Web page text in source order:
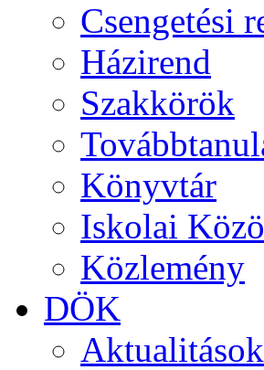
Csengetési
Házirend
Szakkörök
Könyvtár
Iskolai
Közlemény
DÖK
Aktualitások